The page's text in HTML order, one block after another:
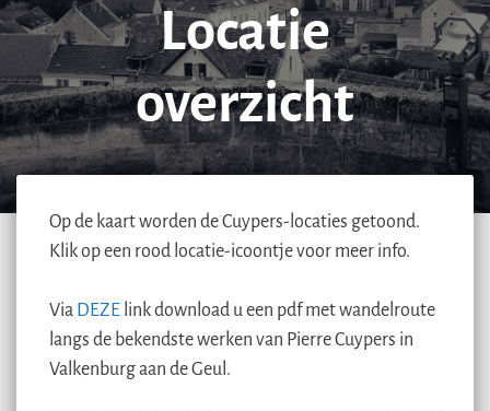
Locatie
overzicht
Op de kaart worden de Cuypers-locaties getoond.
Klik op een rood locatie-icoontje voor meer info.
Via DEZE link download u een pdf met wandelroute
langs de bekendste werken van Pierre Cuypers in
Valkenburg aan de Geul.